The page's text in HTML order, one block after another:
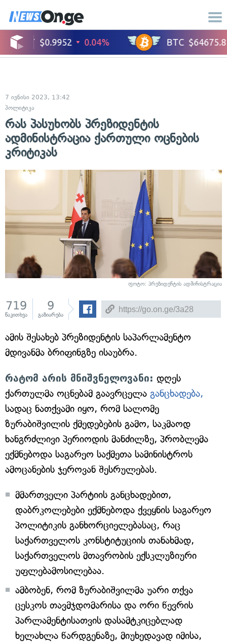
7 ივნისი 2023, 13:42
პოლიტიკა
რას პასუხობს პრეზიდენტის
ადმინისტრაცია ქართული ოცნების
კრიტიკას
ფოტო: პრეზიდენტის ადმინისტრაცია
719
წაკითხვა
9
გაზიარება
ამის შესახებ პრეზიდენტის საპარლამენტო
მდივანმა ბრიფინგზე ისაუბრა.
რატომ არის მნიშვნელოვანი: დღეს
ქართულმა ოცნებამ გაავრცელა განცხადება,
სადაც ნათქვამი იყო, რომ სალომე
ზურაბიშვილის ქმედებების გამო, საკმაოდ
ხანგრძლივი პერიოდის მანძილზე, პრობლემა
ექმნებოდა საგარეო საქმეთა სამინისტროს
ამოცანების ჯეროვან შესრულებას.
მმართველი პარტიის განცხადებით,
დაბრკოლებები ექმნებოდა ქვეყნის საგარეო
პოლიტიკის განხორციელებასაც, რაც
საქართველოს კონსტიტუციის თანახმად,
საქართველოს მთავრობის ექსკლუზიური
უფლებამოსილებაა.
ამბობენ, რომ ზურაბიშვილმა უარი თქვა
ცესკოს თავმჯდომარისა და ორი წევრის
პარლამენტისათვის დასამტკიცებლად
ხელახლა წარდგენაზე, მიუხედავად იმისა,